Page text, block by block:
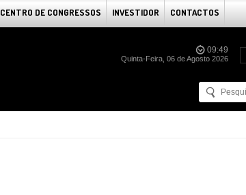
CENTRO DE CONGRESSOS INVESTIDOR CONTACTOS
09:49
Quinta-Feira, 06 de Agosto 2026